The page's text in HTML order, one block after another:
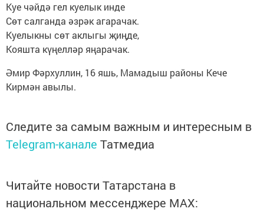
Куе чәйдә гел куелык инде
Сөт салганда әзрәк агарачак.
Куелыкны сөт аклыгы җиңде,
Кояшта күңелләр яңарачак.
Әмир Фәрхуллин, 16 яшь, Мамадыш районы Кече
Кирмән авылы.
Следите за самым важным и интересным в
Telegram-канале Татмедиа
Читайте новости Татарстана в
национальном мессенджере MАХ: